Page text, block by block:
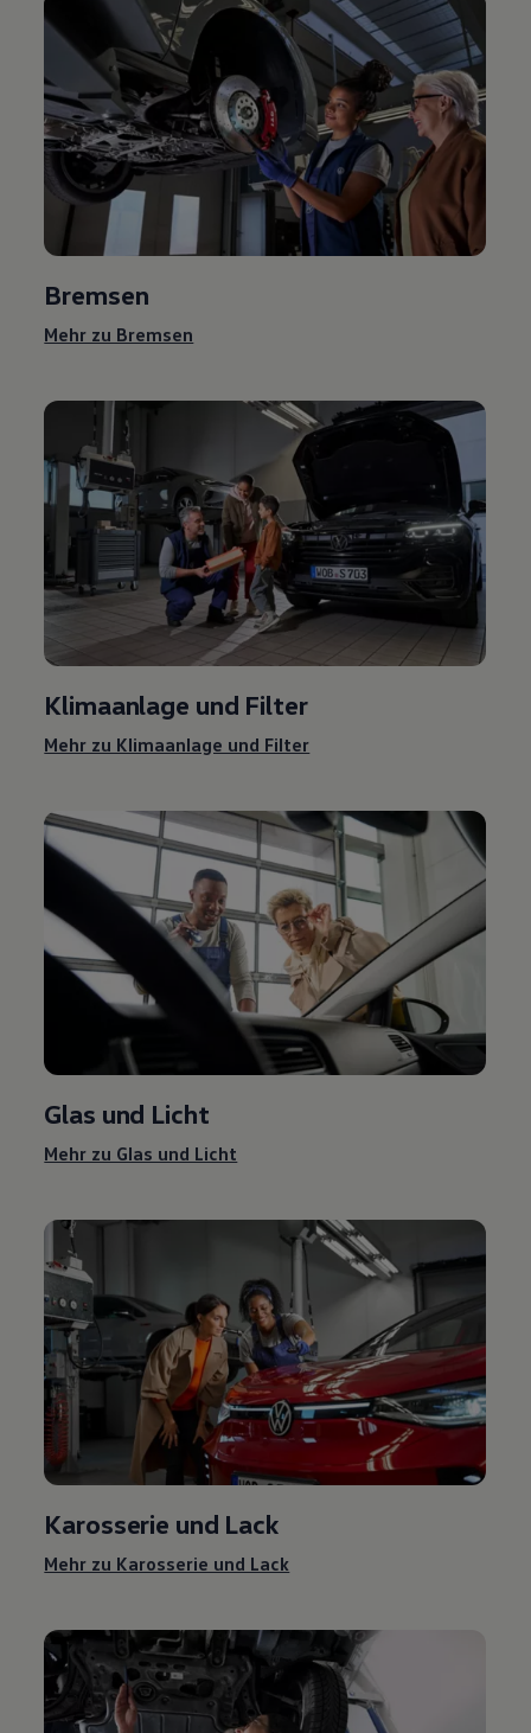
Bremsen
Mehr zu Bremsen
Klimaanlage und Filter
Mehr zu Klimaanlage und Filter
Glas und Licht
Mehr zu Glas und Licht
Karosserie und Lack
Mehr zu Karosserie und Lack